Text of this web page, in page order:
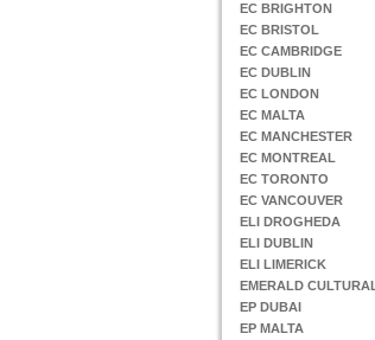
EC BRIGHTON
EC BRISTOL
EC CAMBRIDGE
EC DUBLIN
EC LONDON
EC MALTA
EC MANCHESTER
EC MONTREAL
EC TORONTO
EC VANCOUVER
ELI DROGHEDA
ELI DUBLIN
ELI LIMERICK
EMERALD
EP DUBAI
EP MALTA